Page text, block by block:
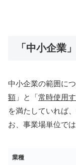
「中小企業
中小企業の範囲に
額 」と「常時使用
を満たしていれば
お、事業場単位で
業種